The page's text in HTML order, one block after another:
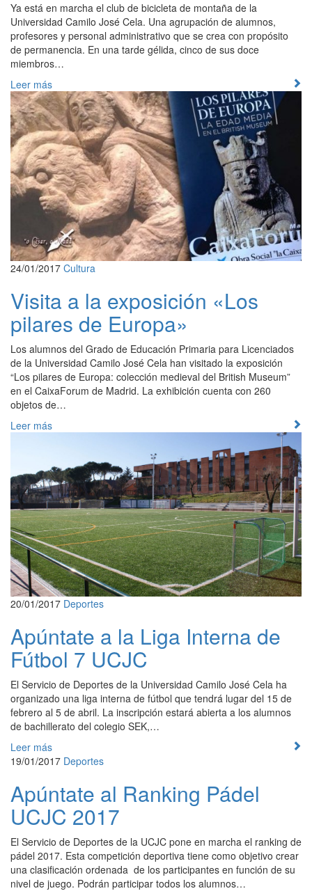
Ya está en marcha el club de bicicleta de montaña de la
Universidad Camilo José Cela. Una agrupación de alumnos,
profesores y personal administrativo que se crea con propósito
de permanencia. En una tarde gélida, cinco de sus doce
miembros…
Leer más
24/01/2017 Cultura
Visita a la exposición «Los
pilares de Europa»
Los alumnos del Grado de Educación Primaria para Licenciados
de la Universidad Camilo José Cela han visitado la exposición
“Los pilares de Europa: colección medieval del British Museum”
en el CaixaForum de Madrid. La exhibición cuenta con 260
objetos de…
Leer más
20/01/2017 Deportes
Apúntate a la Liga Interna de
Fútbol 7 UCJC
El Servicio de Deportes de la Universidad Camilo José Cela ha
organizado una liga interna de fútbol que tendrá lugar del 15 de
febrero al 5 de abril. La inscripción estará abierta a los alumnos
de bachillerato del colegio SEK,…
Leer más
19/01/2017 Deportes
Apúntate al Ranking Pádel
UCJC 2017
El Servicio de Deportes de la UCJC pone en marcha el ranking de
pádel 2017. Esta competición deportiva tiene como objetivo crear
una clasificación ordenada de los participantes en función de su
nivel de juego. Podrán participar todos los alumnos…